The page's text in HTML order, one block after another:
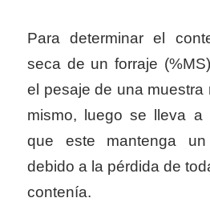
Para determinar el
seca de un forraje
el pesaje de una muestra
mismo, luego se lleva a
que este mantenga
debido a la pérdida de
contenía.